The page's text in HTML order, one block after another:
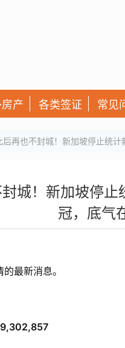
产 各类签证 常见
后再也不封城！新加坡停止统计
城！新加坡停止
冠，底气
最新消息。